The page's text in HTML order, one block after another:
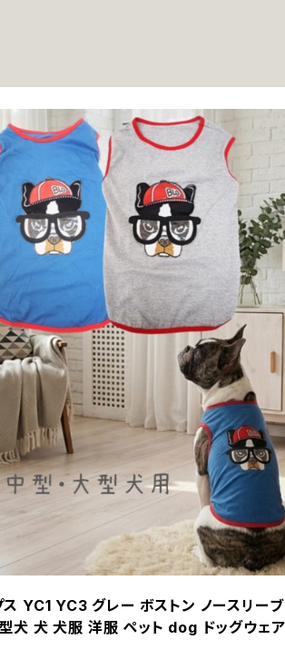
ス YC1 YC3 グレー ボストン ノースリー
犬 犬 犬服 洋服 ペット dog ドッグウェ